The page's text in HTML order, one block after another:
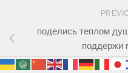
поделись теплом
поддержи